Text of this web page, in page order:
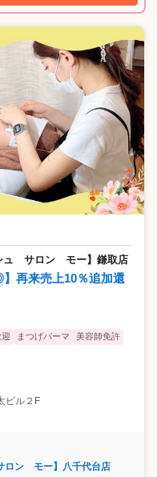
問 Q：お
ドで技術力を高められま
め、お忙しいお客様にも人
ており、接客業が初めての方
タッフ
。（今回の採用を経て、各
渡ってご愛顧頂いているお
客や施術に集中いただけま
6年ほどアパレル勤務を経験し
イクもできるケサランパサラ
・昇給に反映されるのがと
フに、約1年前からエリアマ
ドと「ケサランパサラン」の
ーに加えてメイクも手掛け
ができるところ。他のサロ
んだ施術を行うだけです
フワッとした希望からうか
案します。
ュ サロン モー】鎌取店
再来売上10％追加還
まつげパーマ
美容師免許
ビル２F
ロン モー】八千代台店